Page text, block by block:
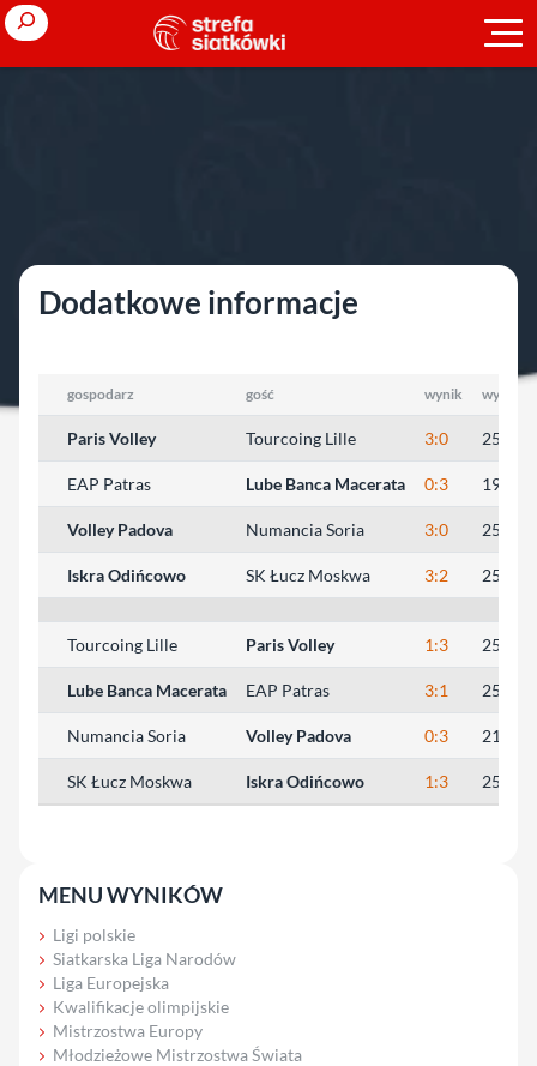
Przejdź
do
treści
Search
Dodatkowe informacje
gospodarz gość wynik wyniki
Paris Volley Tourcoing Lille 3:0 25:22,
EAP Patras Lube Banca Macerata 0:3 19:25,
Volley Padova Numancia Soria 3:0 25:22,
Iskra Odińcowo SK Łucz Moskwa 3:2 25:18,
Tourcoing Lille Paris Volley 1:3 25:22,
Lube Banca Macerata EAP Patras 3:1 25:20,
Numancia Soria Volley Padova 0:3 21:25,
SK Łucz Moskwa Iskra Odińcowo 1:3 25:21,
MENU WYNIKÓW
Ligi polskie
Siatkarska Liga Narodów
Liga Europejska
Kwalifikacje olimpijskie
Mistrzostwa Europy
Młodzieżowe Mistrzostwa Świata